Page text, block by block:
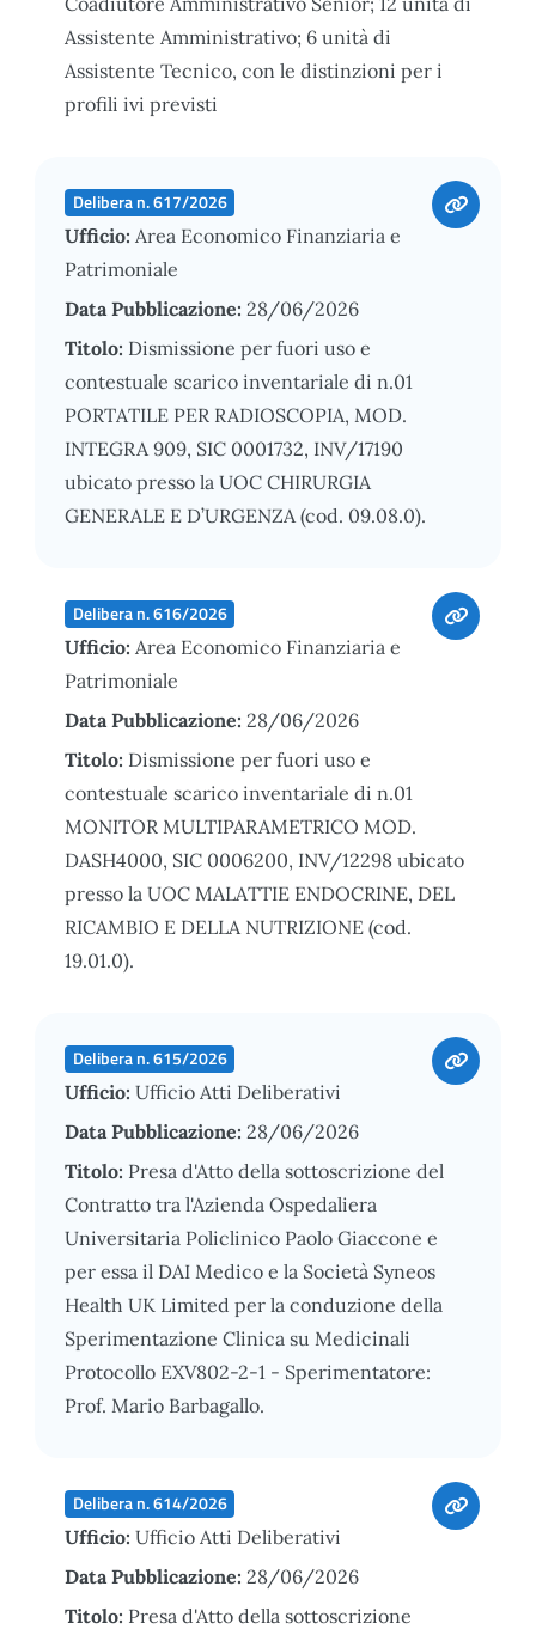
Assistente Amministrativo; 6 unità di
Assistente Tecnico, con le distinzioni per i
profili ivi previsti
Delibera n. 617/2026
Ufficio: Area Economico Finanziaria e
Patrimoniale
Data Pubblicazione: 28/06/2026
Titolo: Dismissione per fuori uso e
contestuale scarico inventariale di n.01
PORTATILE PER RADIOSCOPIA, MOD.
INTEGRA 909, SIC 0001732, INV/17190
ubicato presso la UOC CHIRURGIA
GENERALE E D’URGENZA (cod. 09.08.0).
Delibera n. 616/2026
Ufficio: Area Economico Finanziaria e
Patrimoniale
Data Pubblicazione: 28/06/2026
Titolo: Dismissione per fuori uso e
contestuale scarico inventariale di n.01
MONITOR MULTIPARAMETRICO MOD.
DASH4000, SIC 0006200, INV/12298 ubicato
presso la UOC MALATTIE ENDOCRINE, DEL
RICAMBIO E DELLA NUTRIZIONE (cod.
19.01.0).
Delibera n. 615/2026
Ufficio: Ufficio Atti Deliberativi
Data Pubblicazione: 28/06/2026
Titolo: Presa d'Atto della sottoscrizione del
Contratto tra l'Azienda Ospedaliera
Universitaria Policlinico Paolo Giaccone e
per essa il DAI Medico e la Società Syneos
Health UK Limited per la conduzione della
Sperimentazione Clinica su Medicinali
Protocollo EXV802-2-1 - Sperimentatore:
Prof. Mario Barbagallo.
Delibera n. 614/2026
Ufficio: Ufficio Atti Deliberativi
Data Pubblicazione: 28/06/2026
Titolo: Presa d'Atto della sottoscrizione